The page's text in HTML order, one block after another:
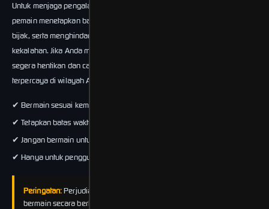
Untuk menjaga pengalaman bermain yang sehat, kami menyarankan
pemain menetapkan batas deposit, mengelola waktu bermain secara
bijak, serta menghindari keputusan emosional saat mengalami
kekalahan. Jika Anda merasa kesulitan mengontrol aktivitas bermain,
segera hentikan dan cari bantuan profesional dari lembaga dukungan
terpercaya di wilayah Anda.
✔ Bermain sesuai kemampuan finansial
✔ Tetapkan batas waktu & batas deposit
✔ Jangan bermain untuk mengejar kerugian
✔ Hanya untuk pengguna berusia 18+ tahun
Peringatan:Perjudian memiliki risiko kecanduan. Pastikan Anda
bermain secara bertanggung jawab.